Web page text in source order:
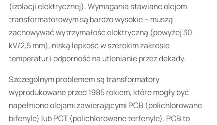
(izolacji elektrycznej). Wymagania stawiane olejom
transformatorowym są bardzo wysokie – muszą
zachowywać wytrzymałość elektryczną (powyżej 30
kV/2,5 mm), niską lepkość w szerokim zakresie
temperatur i odporność na utlenianie przez dekady.
Szczególnym problemem są transformatory
wyprodukowane przed 1985 rokiem, które mogły być
napełnione olejami zawierającymi PCB (polichlorowane
bifenyle) lub PCT (polichlorowane terfenyle). PCB to